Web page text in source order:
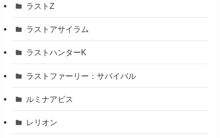
ラストZ
ラストアサイラム
ラストハンターK
ラストファーリー：サバイバル
ルミナアビス
レリオン